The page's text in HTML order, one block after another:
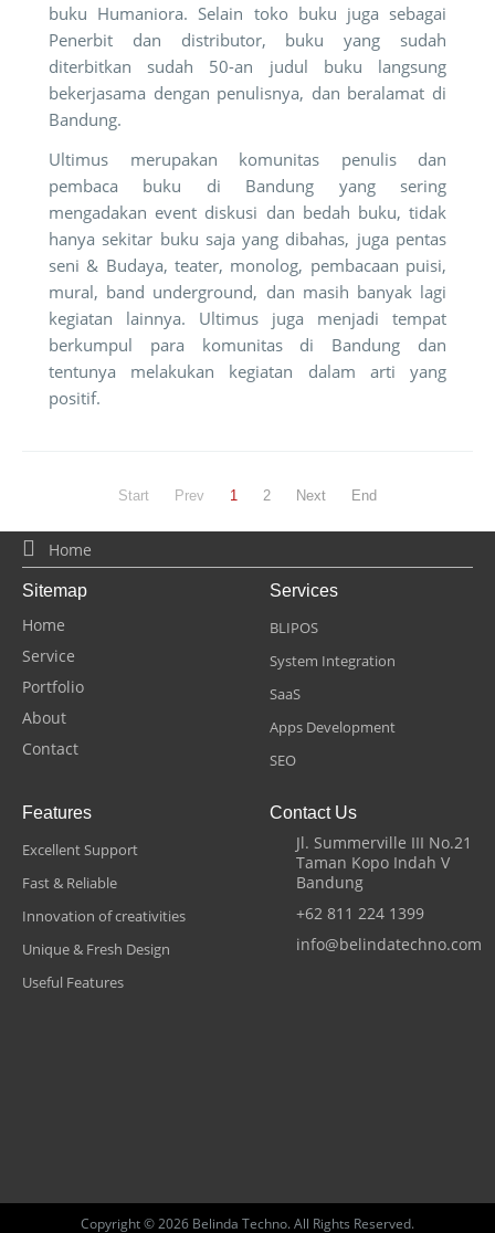
buku Humaniora. Selain toko buku juga sebagai
Penerbit dan distributor, buku yang sudah
diterbitkan sudah 50-an judul buku langsung
bekerjasama dengan penulisnya, dan beralamat di
Bandung.
Ultimus merupakan komunitas penulis dan
pembaca buku di Bandung yang sering
mengadakan event diskusi dan bedah buku, tidak
hanya sekitar buku saja yang dibahas, juga pentas
seni & Budaya, teater, monolog, pembacaan puisi,
mural, band underground, dan masih banyak lagi
kegiatan lainnya. Ultimus juga menjadi tempat
berkumpul para komunitas di Bandung dan
tentunya melakukan kegiatan dalam arti yang
positif.
Start Prev 1 2 Next End
Home
Sitemap
Home
Service
Portfolio
About
Contact
Services
BLIPOS
System Integration
SaaS
Apps Development
SEO
Features
Excellent Support
Fast & Reliable
Innovation of creativities
Unique & Fresh Design
Useful Features
Contact Us
Jl. Summerville III No.21
Taman Kopo Indah V
Bandung
+62 811 224 1399
info@belindatechno.com
Copyright © 2026 Belinda Techno. All Rights Reserved.